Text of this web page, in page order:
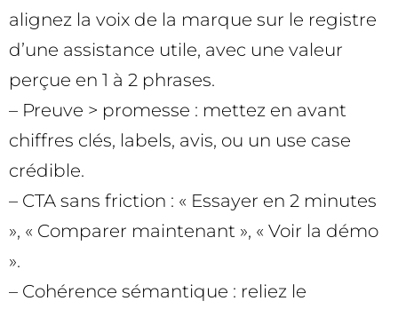
alignez la voix de la marque sur le registre
d’une assistance utile, avec une valeur
perçue en 1 à 2 phrases.
– Preuve > promesse : mettez en avant
chiffres clés, labels, avis, ou un use case
crédible.
– CTA sans friction : « Essayer en 2 minutes
», « Comparer maintenant », « Voir la démo
».
– Cohérence sémantique : reliez le